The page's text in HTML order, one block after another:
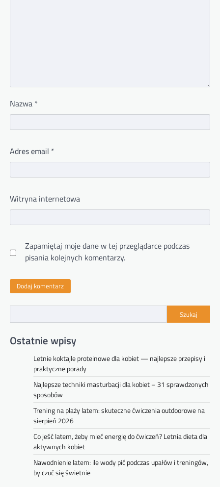
Nazwa *
Adres email *
Witryna internetowa
Zapamiętaj moje dane w tej przeglądarce podczas
pisania kolejnych komentarzy.
Szukaj
Ostatnie wpisy
Letnie koktajle proteinowe dla kobiet — najlepsze przepisy i
praktyczne porady
Najlepsze techniki masturbacji dla kobiet – 31 sprawdzonych
sposobów
Trening na plaży latem: skuteczne ćwiczenia outdoorowe na
sierpień 2026
Co jeść latem, żeby mieć energię do ćwiczeń? Letnia dieta dla
aktywnych kobiet
Nawodnienie latem: ile wody pić podczas upałów i treningów,
by czuć się świetnie